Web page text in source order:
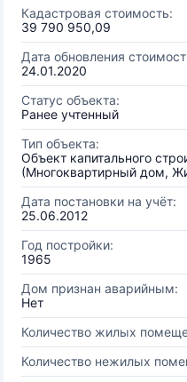
Кадастровая стоимость:
39 790 950,09
Дата обновления
24.01.2020
Статус объекта:
Ранее учтенный
Тип объекта:
Объект капитального
(Многоквартирный дом,
Дата постановки на учёт:
25.06.2012
Год постройки:
1965
Дом признан аварийным:
Нет
Количество жилых
Количество нежилых